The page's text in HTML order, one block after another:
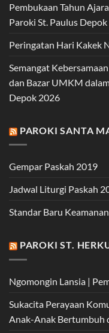
Pembukaan Tahun
Paroki St. Paulus Depok
Peringatan Hari Kakek
Semangat
dan Bazar UMKM
Depok 2026
PAROKI SANTA
Gempar Paskah 2019
Jadwal Liturgi Paskah
Standar Baru Keamanan
PAROKI ST.
Ngomongin Lansia |
Sukacita Perayaan
Anak-Anak Bertumbuh